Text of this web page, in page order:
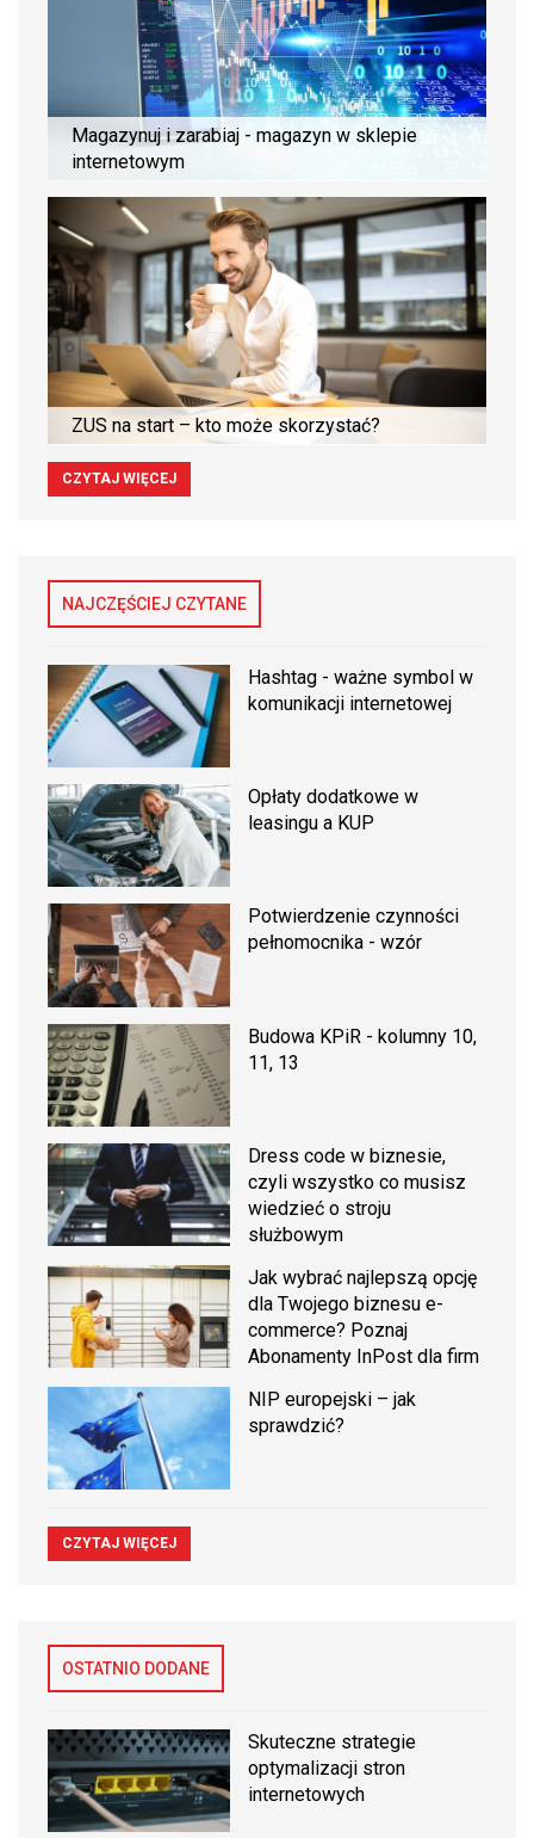
Magazynuj i zarabiaj - magazyn w sklepie
internetowym
ZUS na start – kto może skorzystać?
CZYTAJ WIĘCEJ
NAJCZĘŚCIEJ CZYTANE
Hashtag - ważne symbol w
komunikacji internetowej
Opłaty dodatkowe w
leasingu a KUP
Potwierdzenie czynności
pełnomocnika - wzór
Budowa KPiR - kolumny 10,
11, 13
Dress code w biznesie,
czyli wszystko co musisz
wiedzieć o stroju
służbowym
Jak wybrać najlepszą opcję
dla Twojego biznesu e-
commerce? Poznaj
Abonamenty InPost dla firm
NIP europejski – jak
sprawdzić?
CZYTAJ WIĘCEJ
OSTATNIO DODANE
Skuteczne strategie
optymalizacji stron
internetowych